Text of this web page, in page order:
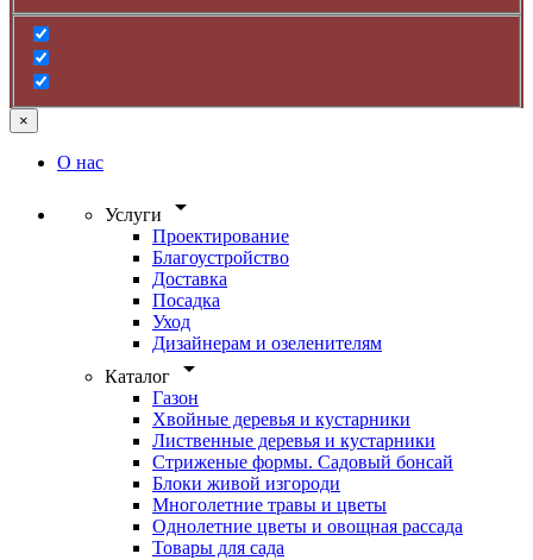
×
О нас
Услуги arrow_drop_down
Проектирование
Благоустройство
Доставка
Посадка
Уход
Дизайнерам и озеленителям
Каталог
arrow_drop_down
Газон
Хвойные деревья и кустарники
Лиственные деревья и кустарники
Стриженые формы. Садовый бонсай
Блоки живой изгороди
Многолетние травы и цветы
Однолетние цветы и овощная рассада
Товары для сада